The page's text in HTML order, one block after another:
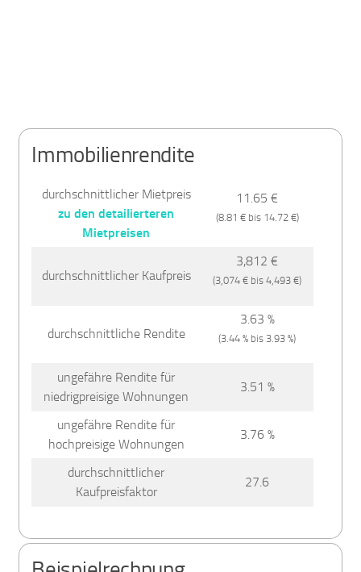
Immobilienrendite
durchschnittlicher Mietpreis
zu den detailierteren
Mietpreisen
11.65 €
(8.81 € bis 14.72 €)
durchschnittlicher Kaufpreis
3,812 €
(3,074 € bis 4,493 €)
durchschnittliche Rendite
3.63 %
(3.44 % bis 3.93 %)
ungefähre Rendite für
niedrigpreisige Wohnungen
3.51 %
ungefähre Rendite für
hochpreisige Wohnungen
3.76 %
durchschnittlicher
Kaufpreisfaktor
27.6